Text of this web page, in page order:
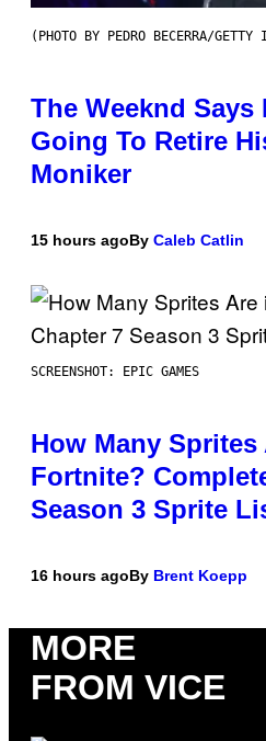
(PHOTO BY PEDRO BECERRA/
The Weeknd Says
Going To Retire
Moniker
15 hours agoBy Caleb Catlin
SCREENSHOT: EPIC GAMES
How Many Sprites
Fortnite?
Season 3 Sprite
16 hours agoBy Brent Koepp
MORE
FROM VICE